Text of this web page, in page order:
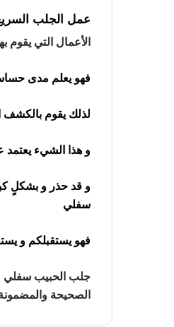
عمل الجلب
الأعمال التي
فهو يعلم مدى
لذلك يقوم بالكشف
و هذا الشيء يعتمد
و قد حذر و بشكلٍ
سفلي
فهو يستقبلكم و
جلب الحبيب سفلي
الصحيحة